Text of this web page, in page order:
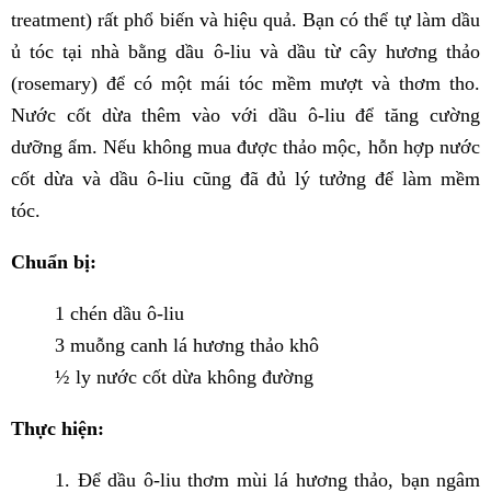
treatment) rất phổ biến và hiệu quả. Bạn có thể tự làm dầu
ủ tóc tại nhà bằng dầu ô-liu và dầu từ cây hương thảo
(rosemary) để có một mái tóc mềm mượt và thơm tho.
Nước cốt dừa thêm vào với dầu ô-liu để tăng cường
dưỡng ẩm. Nếu không mua được thảo mộc, hỗn hợp nước
cốt dừa và dầu ô-liu cũng đã đủ lý tưởng để làm mềm
tóc.
Chuẩn bị:
1 chén dầu ô-liu
3 muỗng canh lá hương thảo khô
½ ly nước cốt dừa không đường
Thực hiện:
1. Để dầu ô-liu thơm mùi lá hương thảo, bạn ngâm